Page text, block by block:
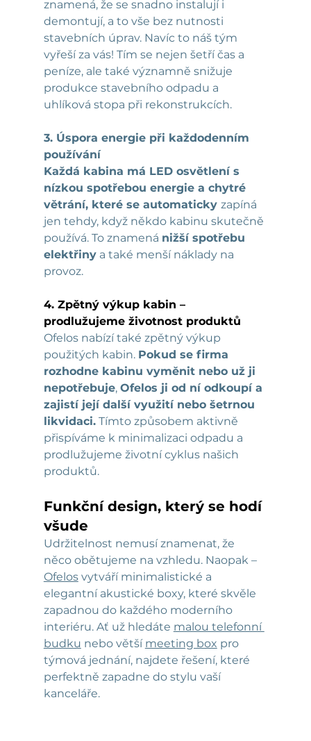
znamená, že se snadno instalují i
demontují, a to vše bez nutnosti
stavebních úprav. Navíc to náš tým
vyřeší za vás! Tím se nejen šetří čas a
peníze, ale také významně snižuje
produkce stavebního odpadu a
uhlíková stopa při rekonstrukcích.
3. Úspora energie při každodenním
používání
Každá kabina má LED osvětlení s
nízkou spotřebou energie a chytré
větrání, které se automaticky zapíná
jen tehdy, když někdo kabinu skutečně
používá. To znamená nižší spotřebu
elektřiny a také menší náklady na
provoz.
4. Zpětný výkup kabin –
prodlužujeme životnost produktů
Ofelos nabízí také zpětný výkup
použitých kabin. Pokud se firma
rozhodne kabinu vyměnit nebo už ji
nepotřebuje, Ofelos ji od ní odkoupí a
zajistí její další využití nebo šetrnou
likvidaci. Tímto způsobem aktivně
přispíváme k minimalizaci odpadu a
prodlužujeme životní cyklus našich
produktů.
Funkční design, který se hodí
všude
Udržitelnost nemusí znamenat, že
něco obětujeme na vzhledu. Naopak –
Ofelos vytváří minimalistické a
elegantní akustické boxy, které skvěle
zapadnou do každého moderního
interiéru. Ať už hledáte malou telefonní
budku nebo větší meeting box pro
týmová jednání, najdete řešení, které
perfektně zapadne do stylu vaší
kanceláře.